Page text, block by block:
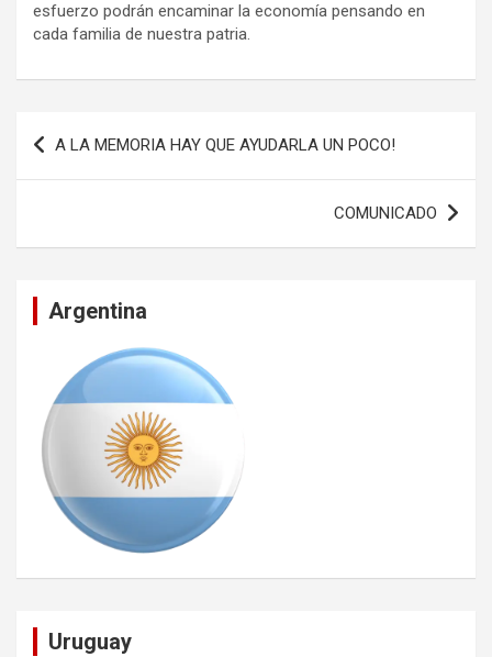
esfuerzo podrán encaminar la economía pensando en
cada familia de nuestra patria.
Navegación
de
A LA MEMORIA HAY QUE AYUDARLA UN POCO!
COMUNICADO
Argentina
Uruguay